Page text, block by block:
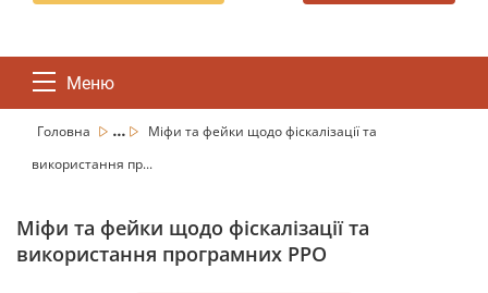
Меню
Головна ...
Міфи та фейки щодо фіскалізації та
використання пр...
Міфи та фейки щодо фіскалізації та
використання програмних РРО